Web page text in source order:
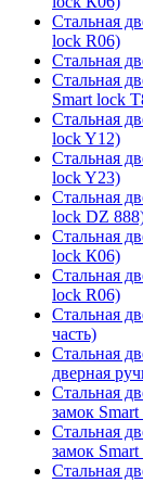
Стальная
lock R06)
Стальная
Стальная
Smart lock
Стальная
lock Y12)
Стальная
lock Y23)
Стальная
lock DZ
Стальная
lock К06)
Стальная
lock R06)
Стальная
часть)
Стальная
дверная
Стальная
замок
Стальная
замок
Стальная